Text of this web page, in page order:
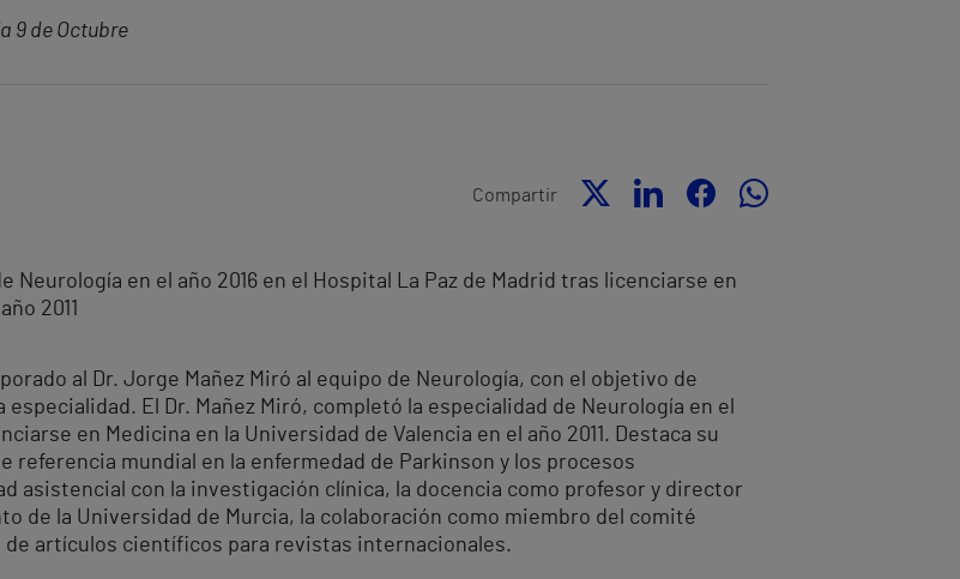
9 de Octubre
Compartir
Neurología en el año 2016 en el Hospital La Paz de Madrid tras licenciarse en
2011
al Dr. Jorge Mañez Miró al equipo de Neurología, con el objetivo de
El Dr. Mañez Miró, completó la especialidad de Neurología en el
en Medicina en la Universidad de Valencia en el año 2011. Destaca su
mundial en la enfermedad de Parkinson y los procesos
asistencial con la investigación clínica, la docencia como profesor y director
de la Universidad de Murcia, la colaboración como miembro del comité
artículos científicos para revistas internacionales.